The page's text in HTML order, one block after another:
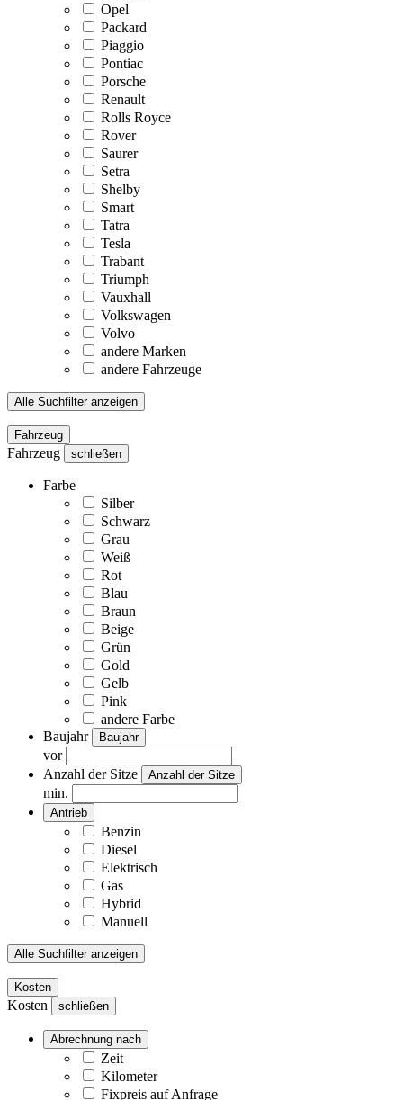
Opel
Packard
Piaggio
Pontiac
Porsche
Renault
Rolls Royce
Rover
Saurer
Setra
Shelby
Smart
Tatra
Tesla
Trabant
Triumph
Vauxhall
Volkswagen
Volvo
andere Marken
andere Fahrzeuge
Alle Suchfilter anzeigen
Fahrzeug
Fahrzeug schließen
Farbe
Silber
Schwarz
Grau
Weiß
Rot
Blau
Braun
Beige
Grün
Gold
Gelb
Pink
andere Farbe
Baujahr
Baujahr
vor
Anzahl der Sitze
Anzahl der Sitze
min.
Antrieb
Benzin
Diesel
Elektrisch
Gas
Hybrid
Manuell
Alle Suchfilter anzeigen
Kosten
Kosten schließen
Abrechnung nach
Zeit
Kilometer
Fixpreis auf Anfrage